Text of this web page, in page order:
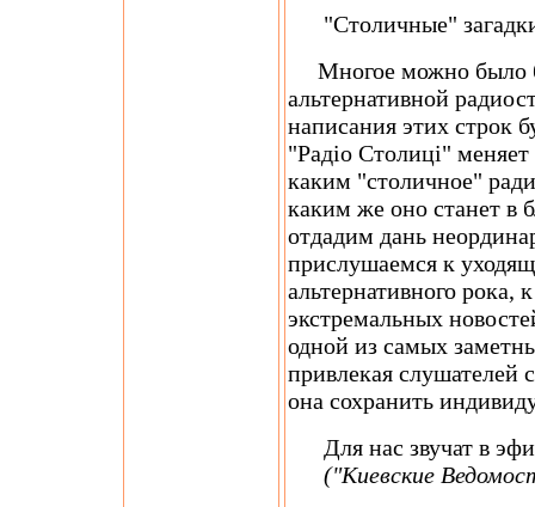
"Столичные"
Многое можно было
альтернативной
написания этих строк
"Радіо Столиці"
каким "столичное"
каким же оно станет
отдадим дань
прислушаемся к
альтернативного
экстремальных
одной из самых
привлекая слушателей
она сохранить
Для нас звучат в
("Киевские